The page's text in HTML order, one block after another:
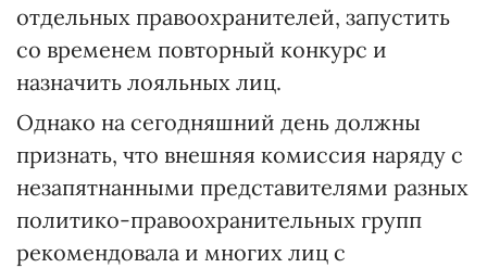
отдельных правоохранителей, запустить
со временем повторный конкурс и
назначить лояльных лиц.
Однако на сегодняшний день должны
признать, что внешняя комиссия наряду с
незапятнанными представителями разных
политико-правоохранительных групп
рекомендовала и многих лиц с